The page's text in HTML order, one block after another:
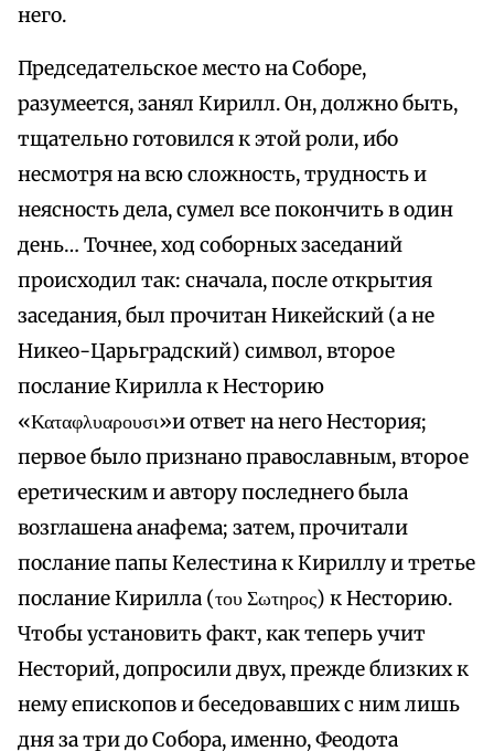
него.
Председательское место на Соборе,
разумеется, занял Кирилл. Он, должно быть,
тщательно готовился к этой роли, ибо
несмотря на всю сложность, трудность и
неясность дела, сумел все покончить в один
день… Точнее, ход соборных заседаний
происходил так: сначала, после открытия
заседания, был прочитан Никейский (а не
Никео-Царьградский) символ, второе
послание Кирилла к Несторию
«Καταφλυαρουσι»и ответ на него Нестория;
первое было признано православным, второе
еретическим и автору последнего была
возглашена анафема; затем, прочитали
послание папы Келестина к Кириллу и третье
послание Кирилла (του Σωτηρος) к Несторию.
Чтобы установить факт, как теперь учит
Несторий, допросили двух, прежде близких к
нему епископов и беседовавших с ним лишь
дня за три до Собора, именно, Феодота